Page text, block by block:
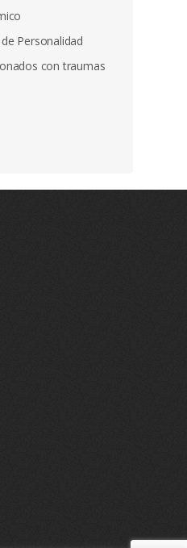
Personalidad
con traumas